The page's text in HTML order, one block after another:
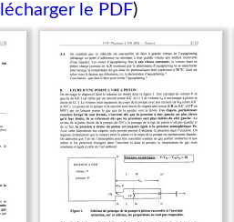
le PDF)